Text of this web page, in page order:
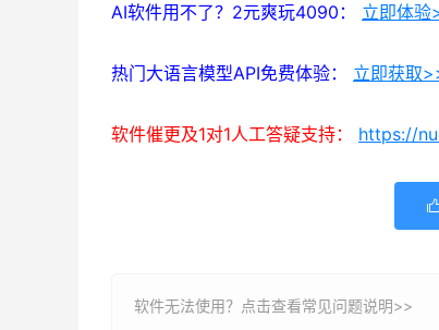
AI软件用不了？2元爽玩4090： 立即体验
热门大语言模型API免费体验： 立即获取
软件催更及1对1人工答疑支持： https://
软件无法使用？ 点击查看常见问题说明>>